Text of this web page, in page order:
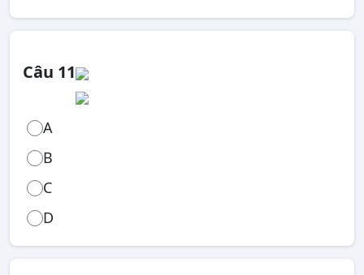
Câu 11
A
B
C
D